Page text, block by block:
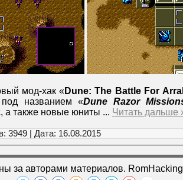
мод-хак «Dune: The Battle For
под названием «Dune Razor
а также новые юниты ... Читать дальше
3949 | Дата: 16.08.2015
за авторами материалов.